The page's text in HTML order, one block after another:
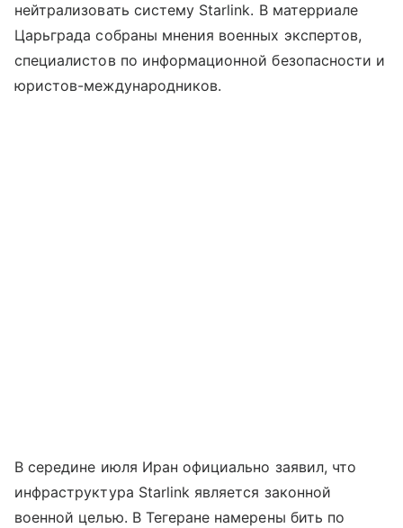
нейтрализовать систему Starlink. В матерриале
Царьграда собраны мнения военных экспертов,
специалистов по информационной безопасности и
юристов-международников.
В середине июля Иран официально заявил, что
инфраструктура Starlink является законной
военной целью. В Тегеране намерены бить по